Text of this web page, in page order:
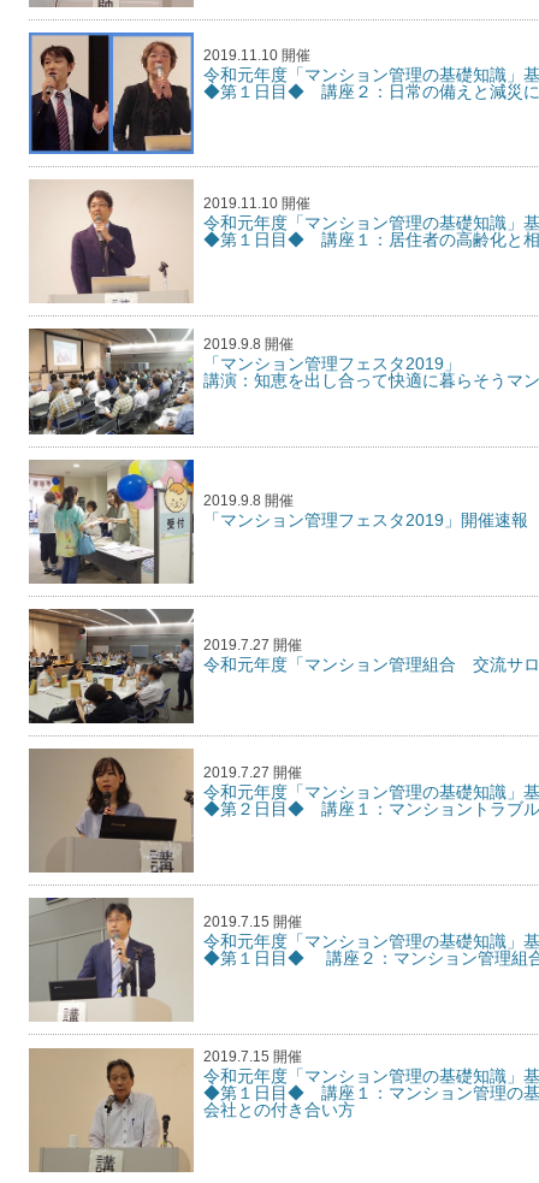
2019.11.10 開催
令和元年度「マンション管理の基礎知識
◆第１日目◆ 講座２：日常の備えと減災
2019.11.10 開催
令和元年度「マンション管理の基礎知識
◆第１日目◆ 講座１：居住者の高齢化と
2019.9.8 開催
「マンション管理フェ
講演：知恵を出し合って快適に暮らそうマ
2019.9.8 開催
「マンション管理フェスタ2019」開催速報
2019.7.27 開催
令和元年度「マンション管理組合 交流
2019.7.27 開催
令和元年度「マンション管理の基礎知識」
◆第２日目◆ 講座１：マンショントラブ
2019.7.15 開催
令和元年度「マンション管理の基礎知識」
◆第１日目◆ 講座２：マンション管理組
2019.7.15 開催
令和元年度「マンション管理の基礎知識」
◆第１日目◆ 講座１：マンション管理の基
会社との付き合い方